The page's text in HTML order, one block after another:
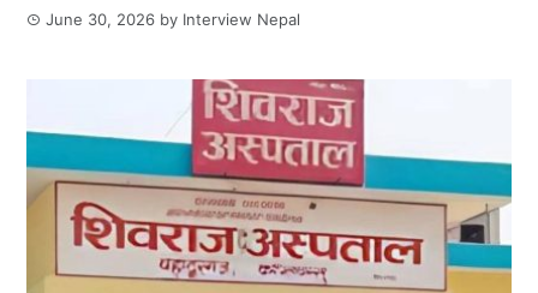
June 30, 2026 by Interview Nepal